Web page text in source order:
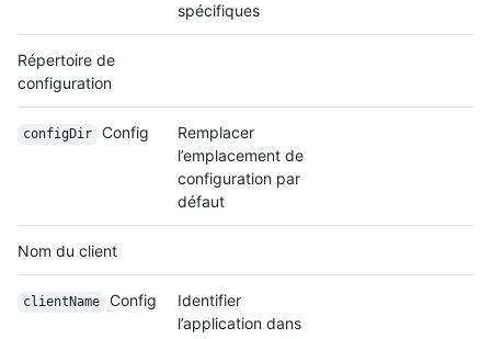
spécifiques
Répertoire de
configuration
configDir Config
Remplacer
l’emplacement de
configuration par
défaut
Nom du client
clientName Config
Identifier
l’application dans